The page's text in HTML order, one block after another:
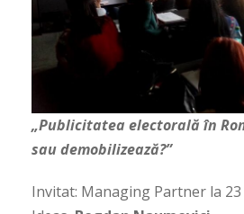
„Publicitatea electorală în
sau demobilizează?”
Invitat: Managing Partner la